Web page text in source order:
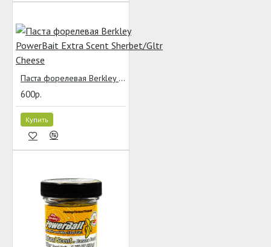
Паста форелевая Berkley PowerBait Extra Scent Sherbet/Gltr Cheese
600р.
Купить